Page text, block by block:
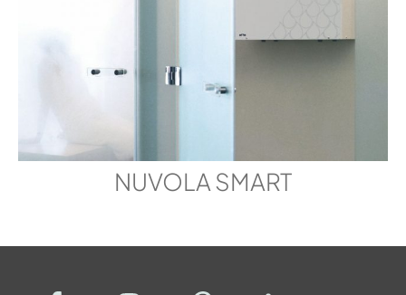
NUVOLA SMART